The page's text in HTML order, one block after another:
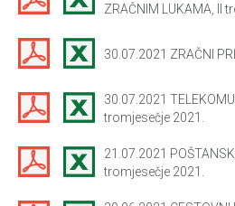
ZRAČNIM LUKAMA, II
30.07.2021 ZRAČNI
30.07.2021
tromjesečje 2021.
21.07.2021
tromjesečje 2021.